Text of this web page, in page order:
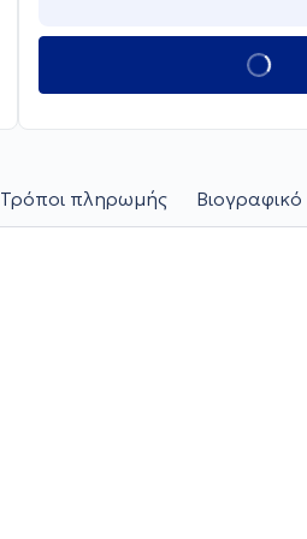
Τρόποι πληρωμής